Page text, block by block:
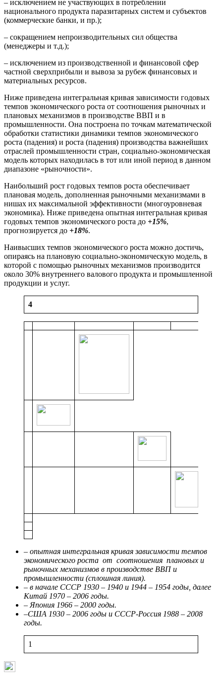
– исключением не участвующих в потреблении
национального продукта паразитарных систем и субъектов
(коммерческие банки, и пр.);
– сокращением непроизводительных сил общества
(менеджеры и т.д.);
– исключением из производственной и финансовой сфер
частной сверхприбыли и вывоза за рубеж финансовых и
материальных ресурсов.
Ниже приведена интегральная кривая зависимости годовых
темпов экономического роста от соотношения рыночных и
плановых механизмов в производстве ВВП и в
промышленности. Она построена по точкам математической
обработки статистики динамики темпов экономического
роста (падения) и роста (падения) производства важнейших
отраслей промышленности стран, социально-экономическая
модель которых находилась в тот или иной период в данном
диапазоне «рыночности».
Наибольший рост годовых темпов роста обеспечивает
плановая модель, дополненная рыночными механизмами в
нишах их максимальной эффективности (многоуровневая
экономика). Ниже приведена опытная интегральная кривая
годовых темпов экономического роста до +15%,
прогнозируется до +18%.
Наивысших темпов экономического роста можно достичь,
опираясь на плановую социально-экономическую модель, в
которой с помощью рыночных механизмов производится
около 30% внутреннего валового продукта и промышленной
продукции и услуг.
4
– опытная интегральная кривая зависимости темпов
экономического роста от соотношения плановых и
рыночных механизмов в производстве ВВП и
промышленности (сплошная линия).
– в начале СССР 1930 – 1940 и 1944 – 1954 годы, далее
Китай 1970 – 2006 годы.
– Япония 1966 – 2000 годы.
–США 1930 – 2006 годы и СССР-Россия 1988 – 2008
годы.
1